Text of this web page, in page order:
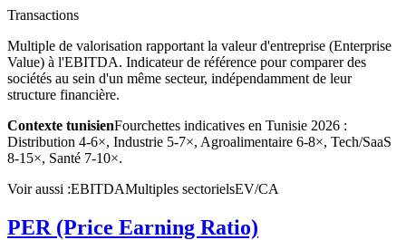
Transactions
Multiple de valorisation rapportant la valeur d'entreprise (Enterprise
Value) à l'EBITDA. Indicateur de référence pour comparer des
sociétés au sein d'un même secteur, indépendamment de leur
structure financière.
Contexte tunisienFourchettes indicatives en Tunisie 2026 :
Distribution 4-6×, Industrie 5-7×, Agroalimentaire 6-8×, Tech/SaaS
8-15×, Santé 7-10×.
Voir aussi :EBITDAMultiples sectorielsEV/CA
PER (Price Earning Ratio)